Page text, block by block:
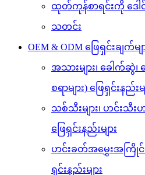
ထုတ်ကုန်စာရင်းကို ဒေါ
သတင်း
OEM & ODM ဖြေရှင်းချက်မျ
အသားများ၊ ခေါက်
စရာများ) ဖြေရှင်းနည်းမ
သစ်သီးများ၊ ဟင်းသီးဟ
ဖြေရှင်းနည်းများ
ဟင်းခတ်အမွှေးအကြိုင်မျ
ရှင်းနည်းများ